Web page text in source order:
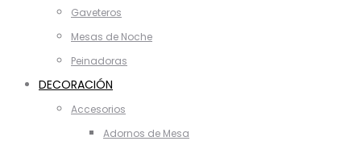
Gaveteros
Mesas de Noche
Peinadoras
DECORACIÓN
Accesorios
Adornos de Mesa